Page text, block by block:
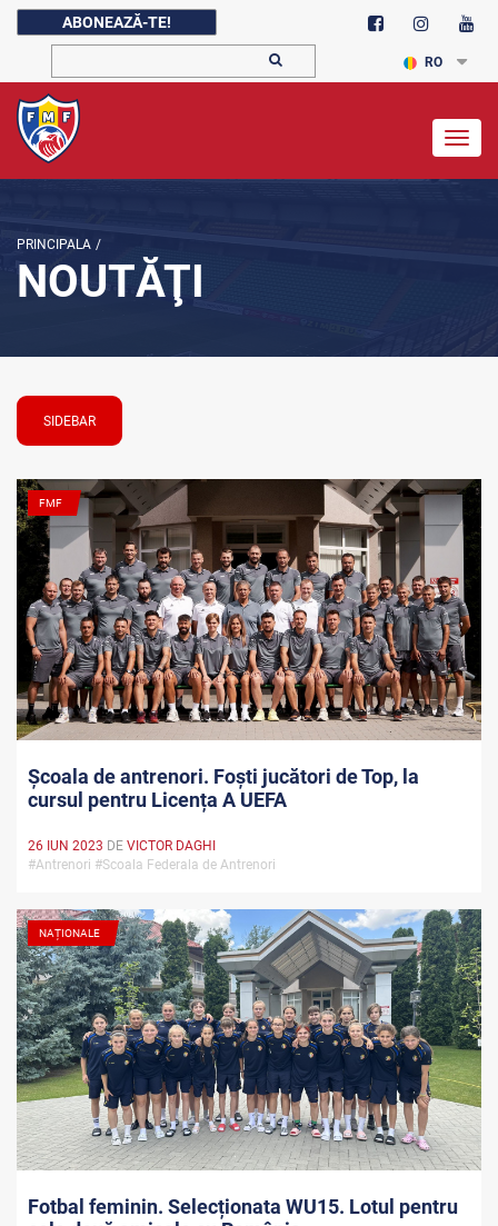
ABONEAZĂ-TE!
RO
PRINCIPALA /
NOUTĂŢI
SIDEBAR
FMF
Școala de antrenori. Foști jucători de Top, la
cursul pentru Licența A UEFA
26 IUN 2023 DE VICTOR DAGHI
#Antrenori #Scoala Federala de Antrenori
NAȚIONALE
Fotbal feminin. Selecționata WU15. Lotul pentru